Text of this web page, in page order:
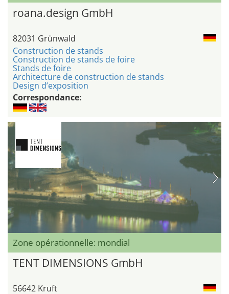
roana.design GmbH
82031 Grünwald
Construction de stands
Construction de stands de foire
Stands de foire
Architecture de construction de stands
Design d’exposition
Correspondance:
Zone opérationnelle: mondial
TENT DIMENSIONS GmbH
56642 Kruft